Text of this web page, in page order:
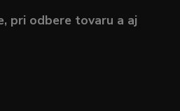
pri odbere tovaru a aj